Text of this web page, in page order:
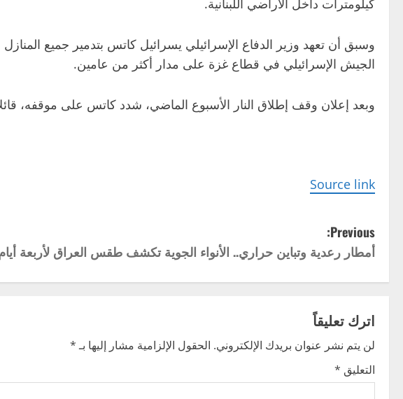
كيلومترات داخل الأراضي اللبنانية.
وسبق أن تعهد وزير الدفاع الإسرائيلي يسرائيل كاتس بتدمير جميع
الجيش الإسرائيلي في قطاع غزة على مدار أكثر من عامين.
وبعد إعلان وقف إطلاق النار الأسبوع الماضي، شدد كاتس على موقفه،
Source link
P
o
s
t
n
a
Previous:
أمطار رعدية وتباين حراري.. الأنواء الجوية تكشف طقس العراق لأربعة
اترك تعليقاً
لن يتم نشر عنوان بريدك الإلكتروني. الحقول الإلزامية مشار إليها بـ*
التعليق *